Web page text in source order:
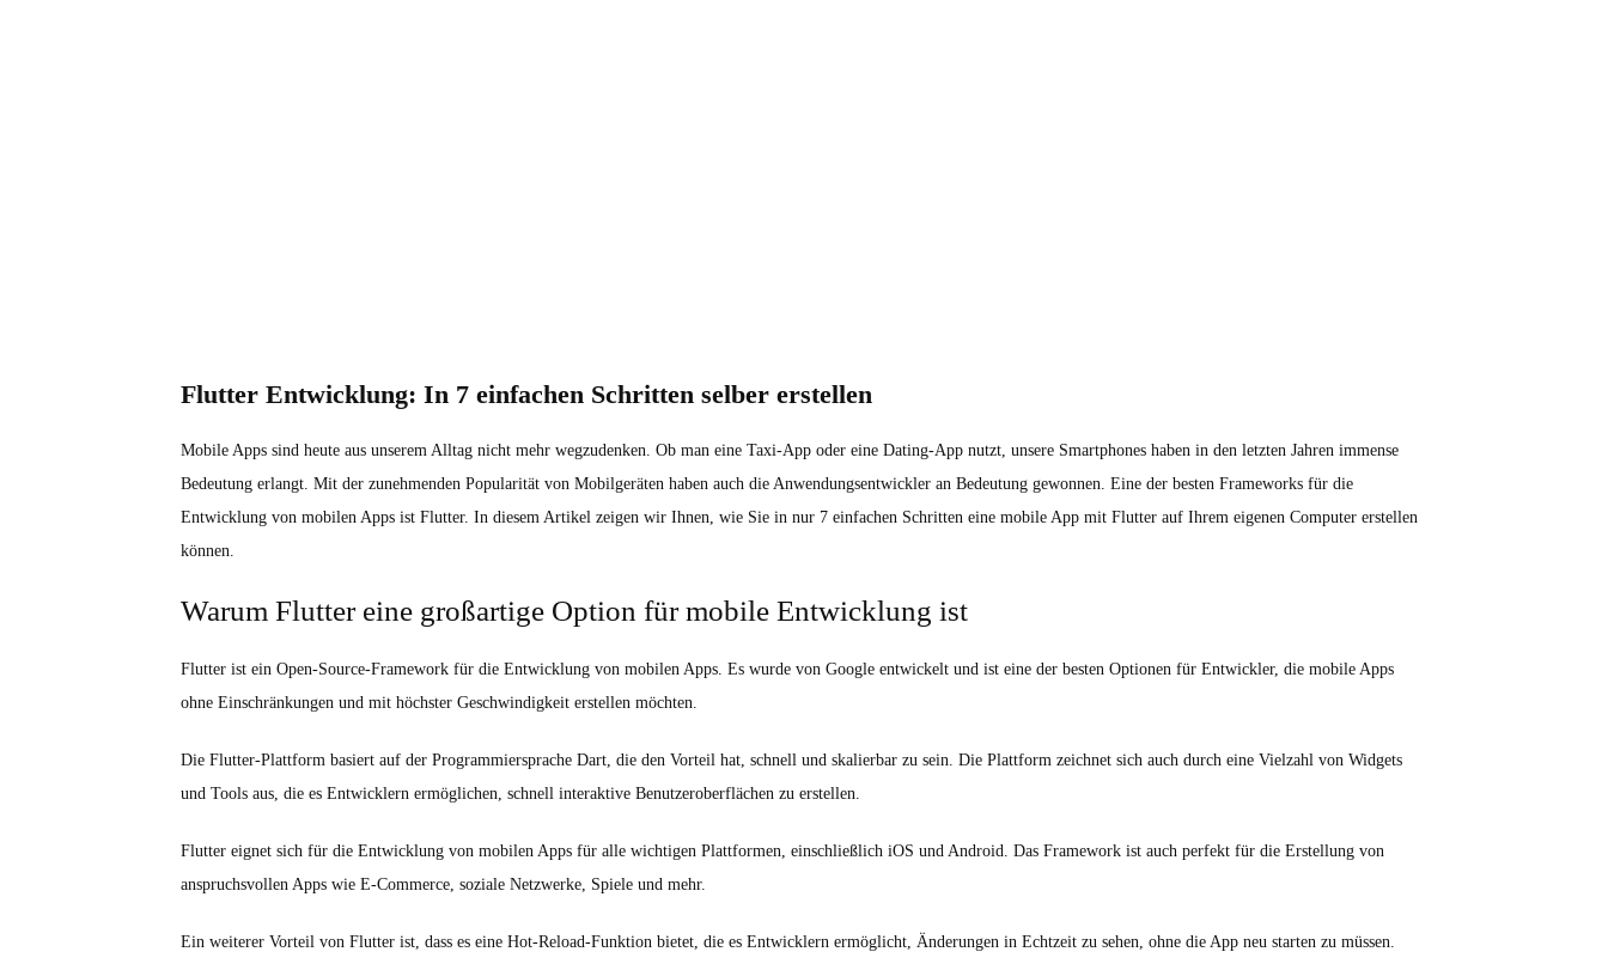
Flutter Entwicklung: In 7 einfachen Schritten selber erstellen
Mobile Apps sind heute aus unserem Alltag nicht mehr wegzudenken. Ob man eine Taxi-App oder eine Dating-App nutzt, unsere Smartphones haben in den letzten Jahren immense
Bedeutung erlangt. Mit der zunehmenden Popularität von Mobilgeräten haben auch die Anwendungsentwickler an Bedeutung gewonnen. Eine der besten Frameworks für die
Entwicklung von mobilen Apps ist Flutter. In diesem Artikel zeigen wir Ihnen, wie Sie in nur 7 einfachen Schritten eine mobile App mit Flutter auf Ihrem eigenen Computer erstellen
können.
Warum Flutter eine großartige Option für mobile Entwicklung ist
Flutter ist ein Open-Source-Framework für die Entwicklung von mobilen Apps. Es wurde von Google entwickelt und ist eine der besten Optionen für Entwickler, die mobile Apps
ohne Einschränkungen und mit höchster Geschwindigkeit erstellen möchten.
Die Flutter-Plattform basiert auf der Programmiersprache Dart, die den Vorteil hat, schnell und skalierbar zu sein. Die Plattform zeichnet sich auch durch eine Vielzahl von Widgets
und Tools aus, die es Entwicklern ermöglichen, schnell interaktive Benutzeroberflächen zu erstellen.
Flutter eignet sich für die Entwicklung von mobilen Apps für alle wichtigen Plattformen, einschließlich iOS und Android. Das Framework ist auch perfekt für die Erstellung von
anspruchsvollen Apps wie E-Commerce, soziale Netzwerke, Spiele und mehr.
Ein weiterer Vorteil von Flutter ist, dass es eine Hot-Reload-Funktion bietet, die es Entwicklern ermöglicht, Änderungen in Echtzeit zu sehen, ohne die App neu starten zu müssen.